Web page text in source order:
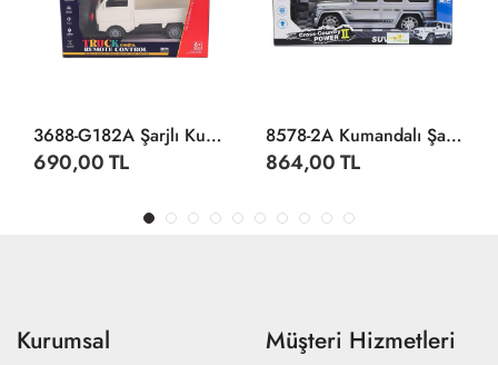
3688-G182A Şarjlı Kumandalı Duman Atan Kamyonet
690,00 TL
8578-2A Kumandalı Şarjlı Jeep Cross Country -Limon Oyuncak
864,00 TL
Kurumsal Müşteri Hizmetleri